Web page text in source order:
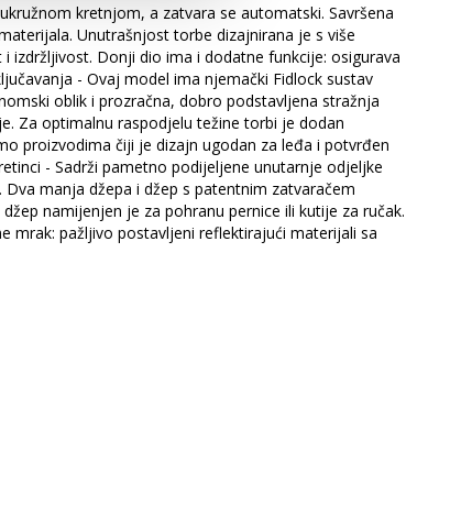
kretnjom, a zatvara se automatski. Savršena
Unutrašnjost torbe dizajnirana je s više
izdržljivost. Donji dio ima i dodatne funkcije: osigurava
- Ovaj model ima njemački Fidlock sustav
oblik i prozračna, dobro podstavljena stražnja
Za optimalnu raspodjelu težine torbi je dodan
proizvodima čiji je dizajn ugodan za leđa i potvrđen
- Sadrži pametno podijeljene unutarnje odjeljke
manja džepa i džep s patentnim zatvaračem
namijenjen je za pohranu pernice ili kutije za ručak.
mrak: pažljivo postavljeni reflektirajući materijali sa